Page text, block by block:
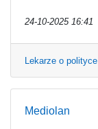
24-10-2025 16:41
Lekarze o polityce
Mediolan